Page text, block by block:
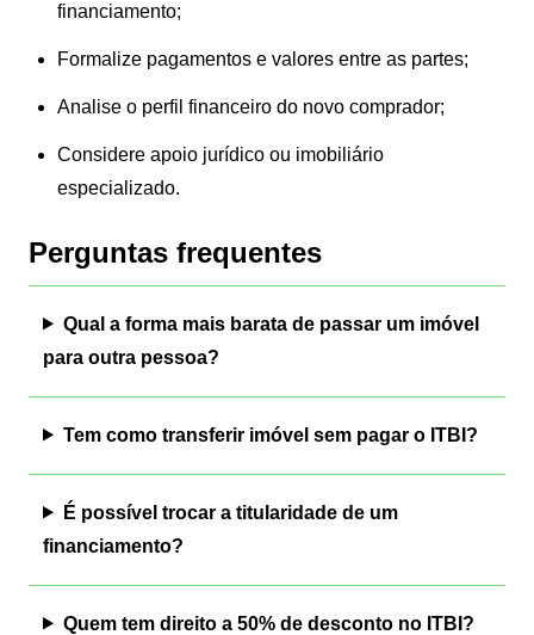
financiamento;
Formalize pagamentos e valores entre as partes;
Analise o perfil financeiro do novo comprador;
Considere apoio jurídico ou imobiliário
especializado.
Perguntas frequentes
Qual a forma mais barata de passar um imóvel
para outra pessoa?
Tem como transferir imóvel sem pagar o ITBI?
É possível trocar a titularidade de um
financiamento?
Quem tem direito a 50% de desconto no ITBI?